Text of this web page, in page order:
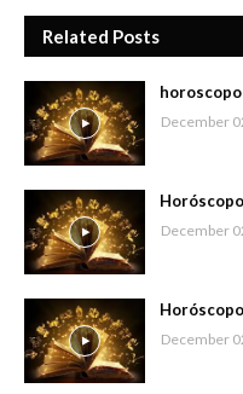
Related Posts
December
December
December